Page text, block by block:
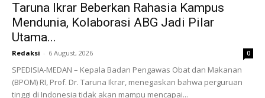
Taruna Ikrar Beberkan Rahasia Kampus
Mendunia, Kolaborasi ABG Jadi Pilar
Utama...
Redaksi - 6 August, 2026 0
SPEDISIA-MEDAN – Kepala Badan Pengawas Obat dan Makanan
(BPOM) RI, Prof. Dr. Taruna Ikrar, menegaskan bahwa perguruan
tinggi di Indonesia tidak akan mampu mencapai...